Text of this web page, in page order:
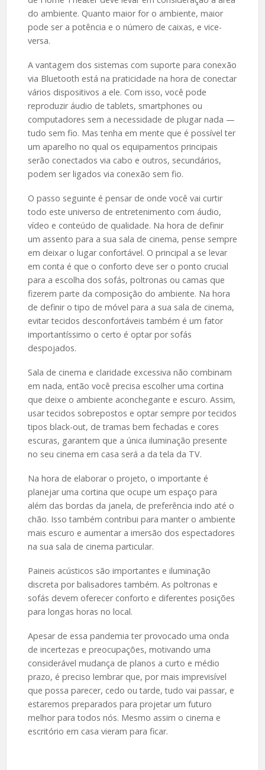
do ambiente. Quanto maior for o ambiente, maior
pode ser a potência e o número de caixas, e vice-
versa.
A vantagem dos sistemas com suporte para conexão
via Bluetooth está na praticidade na hora de conectar
vários dispositivos a ele. Com isso, você pode
reproduzir áudio de tablets, smartphones ou
computadores sem a necessidade de plugar nada —
tudo sem fio. Mas tenha em mente que é possível ter
um aparelho no qual os equipamentos principais
serão conectados via cabo e outros, secundários,
podem ser ligados via conexão sem fio.
O passo seguinte é pensar de onde você vai curtir
todo este universo de entretenimento com áudio,
vídeo e conteúdo de qualidade. Na hora de definir
um assento para a sua sala de cinema, pense sempre
em deixar o lugar confortável. O principal a se levar
em conta é que o conforto deve ser o ponto crucial
para a escolha dos sofás, poltronas ou camas que
fizerem parte da composição do ambiente. Na hora
de definir o tipo de móvel para a sua sala de cinema,
evitar tecidos desconfortáveis também é um fator
importantíssimo o certo é optar por sofás
despojados.
Sala de cinema e claridade excessiva não combinam
em nada, então você precisa escolher uma cortina
que deixe o ambiente aconchegante e escuro. Assim,
usar tecidos sobrepostos e optar sempre por tecidos
tipos black-out, de tramas bem fechadas e cores
escuras, garantem que a única iluminação presente
no seu cinema em casa será a da tela da TV.
Na hora de elaborar o projeto, o importante é
planejar uma cortina que ocupe um espaço para
além das bordas da janela, de preferência indo até o
chão. Isso também contribui para manter o ambiente
mais escuro e aumentar a imersão dos espectadores
na sua sala de cinema particular.
Paineis acústicos são importantes e iluminação
discreta por balisadores também. As poltronas e
sofás devem oferecer conforto e diferentes posições
para longas horas no local.
Apesar de essa pandemia ter provocado uma onda
de incertezas e preocupações, motivando uma
considerável mudança de planos a curto e médio
prazo, é preciso lembrar que, por mais imprevisível
que possa parecer, cedo ou tarde, tudo vai passar, e
estaremos preparados para projetar um futuro
melhor para todos nós. Mesmo assim o cinema e
escritório em casa vieram para ficar.